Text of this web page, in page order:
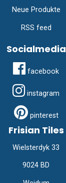
Neue Produkte
RSS feed
Socialmedia
facebook
instagram
pinterest
Frisian Tiles
Wielsterdyk 33
9024 BD